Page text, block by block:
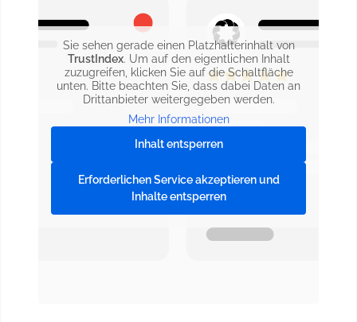
Sie sehen gerade einen Platzhalterinhalt von
TrustIndex. Um auf den eigentlichen Inhalt
zuzugreifen, klicken Sie auf die Schaltfläche
unten. Bitte beachten Sie, dass dabei Daten an
Drittanbieter weitergegeben werden.
Mehr Informationen
Inhalt entsperren
Erforderlichen Service akzeptieren und
Inhalte entsperren